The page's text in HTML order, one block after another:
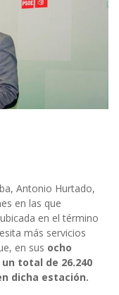
Antonio Hurtado,
en las que
en el término
más servicios
en sus ocho
total de 26.240
dicha estación.